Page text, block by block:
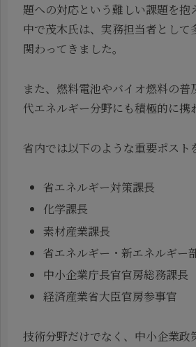
題への対応という難しい課題を抱
中で茂木氏は、実務担当者として
関わってきました。
また、燃料電池やバイオ燃料の普
代エネルギー分野にも積極的に携
省内では以下のような重要ポスト
省エネルギー対策課長
化学課長
素材産業課長
省エネルギー・新エネルギー
中小企業庁長官官房総務課長
経済産業省大臣官房参事官
技術分野だけでなく、中小企業政